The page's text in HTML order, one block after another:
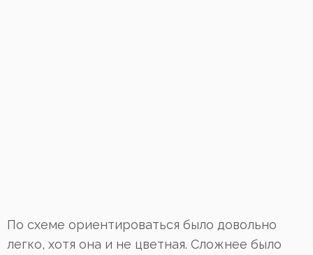
По схеме ориентироваться было довольно
легко, хотя она и не цветная. Сложнее было